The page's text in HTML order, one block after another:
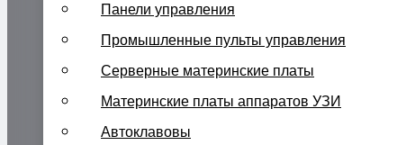
Панели управления
Промышленные пульты управления
Серверные материнские платы
Материнские платы аппаратов УЗИ
Автоклавовы